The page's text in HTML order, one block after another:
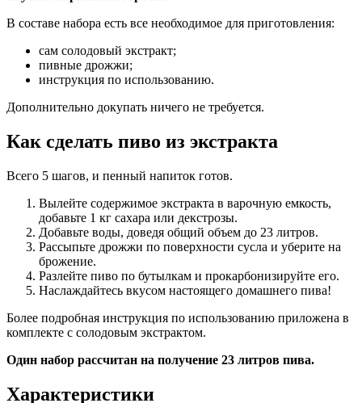
В составе набора есть все необходимое для приготовления:
сам солодовый экстракт;
пивные дрожжи;
инструкция по использованию.
Дополнительно докупать ничего не требуется.
Как сделать пиво из экстракта
Всего 5 шагов, и пенный напиток готов.
Вылейте содержимое экстракта в варочную емкость,
добавьте 1 кг сахара или декстрозы.
Добавьте воды, доведя общий объем до 23 литров.
Рассыпьте дрожжи по поверхности сусла и уберите на
брожение.
Разлейте пиво по бутылкам и прокарбонизируйте его.
Наслаждайтесь вкусом настоящего домашнего пива!
Более подробная инструкция по использованию приложена в
комплекте с солодовым экстрактом.
Один набор рассчитан на получение 23 литров пива.
Характеристики